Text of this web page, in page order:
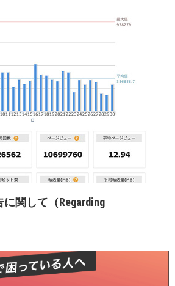
に関して（Regarding